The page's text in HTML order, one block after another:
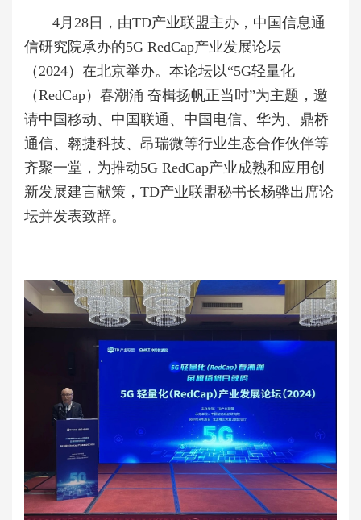
4月28日，由TD产业联盟主办，中国信息通
信研究院承办的5G RedCap产业发展论坛
（2024）在北京举办。本论坛以“5G轻量化
（RedCap）春潮涌 奋楫扬帆正当时”为主题，邀
请中国移动、中国联通、中国电信、华为、鼎桥
通信、翱捷科技、昂瑞微等行业生态合作伙伴等
齐聚一堂，为推动5G RedCap产业成熟和应用创
新发展建言献策，TD产业联盟秘书长杨骅出席论
坛并发表致辞。